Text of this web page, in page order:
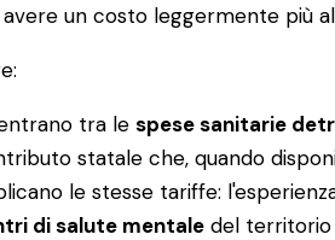
un costo leggermente più
tra le spese sanitarie
statale che, quando
le stesse tariffe:
di salute mentale del territorio